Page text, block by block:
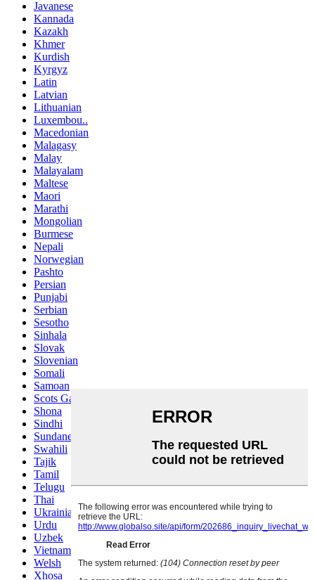
Javanese
Kannada
Kazakh
Khmer
Kurdish
Kyrgyz
Latin
Latvian
Lithuanian
Luxembou..
Macedonian
Malagasy
Malay
Malayalam
Maltese
Maori
Marathi
Mongolian
Burmese
Nepali
Norwegian
Pashto
Persian
Punjabi
Serbian
Sesotho
Sinhala
Slovak
Slovenian
Somali
Samoan
Scots Gaelic
Shona
Sindhi
Sundanese
Swahili
Tajik
Tamil
Telugu
Thai
Ukrainian
Urdu
Uzbek
Vietnamese
Welsh
Xhosa